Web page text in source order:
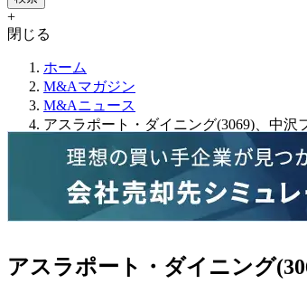
+
閉じる
ホーム
M&Aマガジン
M&Aニュース
アスラポート・ダイニング(3069)、中
アスラポート・ダイニング